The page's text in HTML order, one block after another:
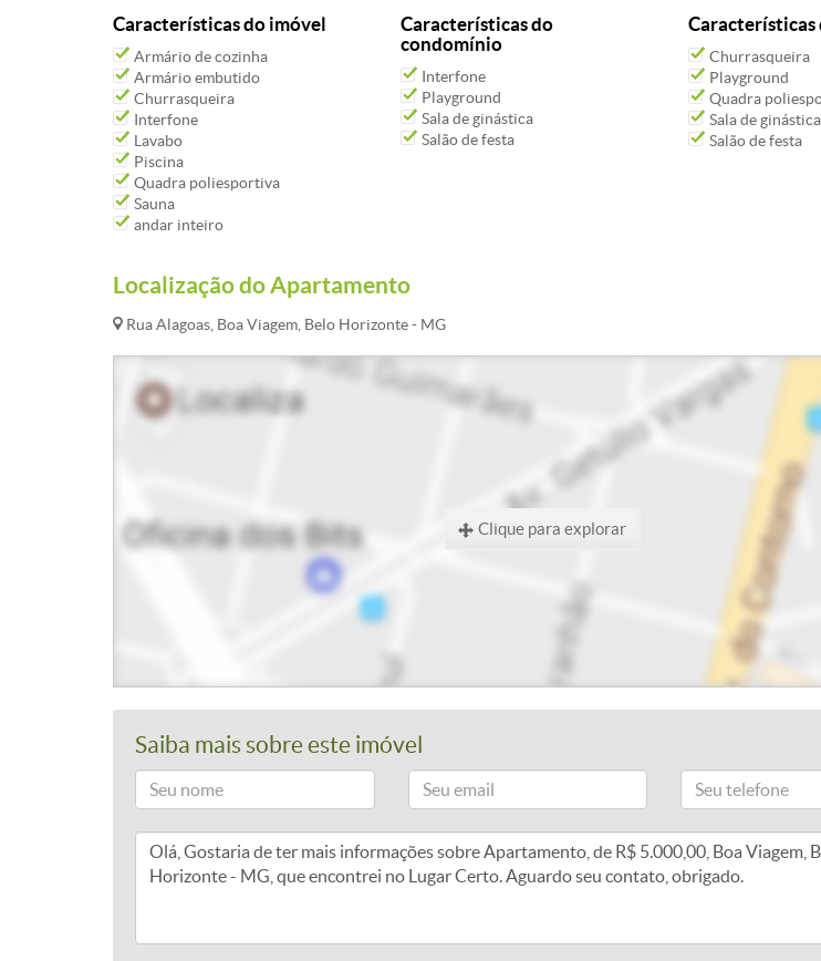
Características do imóvel
Armário de cozinha
Armário embutido
Churrasqueira
Interfone
Lavabo
Piscina
Quadra poliesportiva
Sauna
andar inteiro
Características do
condomínio
Interfone
Playground
Sala de ginástica
Salão de festa
Características
Churrasqueira
Playground
Quadra
Sala de ginástica
Salão de festa
Localização do Apartamento
Rua Alagoas, Boa Viagem, Belo Horizonte - MG
Clique para explorar
Saiba mais sobre este imóvel